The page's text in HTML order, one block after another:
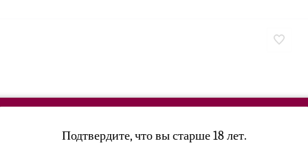
Подтвердите, что вы старше 18 лет.